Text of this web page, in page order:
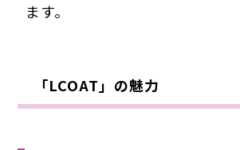
ます。
「LCOAT」の魅力